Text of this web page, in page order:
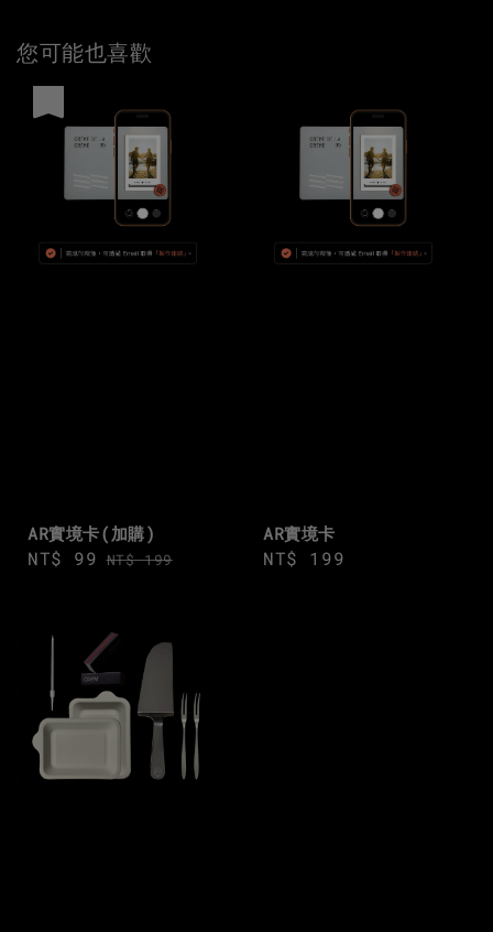
您可能也喜歡
AR實境卡(加購)
Sale
NT$ 99 Regular
NT$ 199
AR實境卡
Regular
NT$ 199